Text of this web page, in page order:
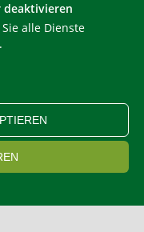
deaktivieren
alle Dienste